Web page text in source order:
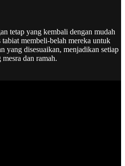
tetap yang kembali dengan mudah
tabiat membeli-belah mereka untuk
yang disesuaikan, menjadikan setiap
dan ramah.